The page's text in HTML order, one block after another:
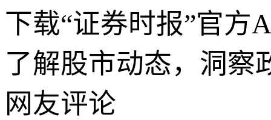
下载“证券时报”官方
了解股市动态，洞察
网友评论